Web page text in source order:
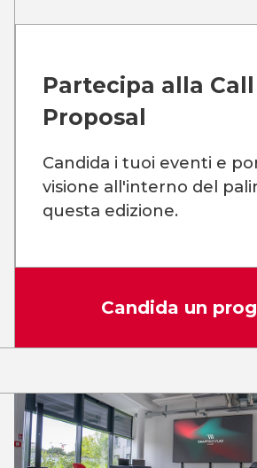
Partecipa alla
Proposal
Candida i tuoi eventi e
visione all'interno del
questa edizione.
Candida un